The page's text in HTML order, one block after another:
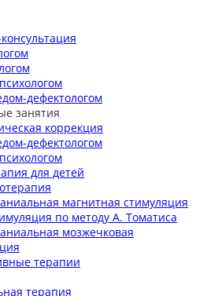
дефектологом
занятия
коррекция
дефектологом
для детей
магнитная стимуляция
по методу А. Томатиса
мозжечковая
терапии
терапия